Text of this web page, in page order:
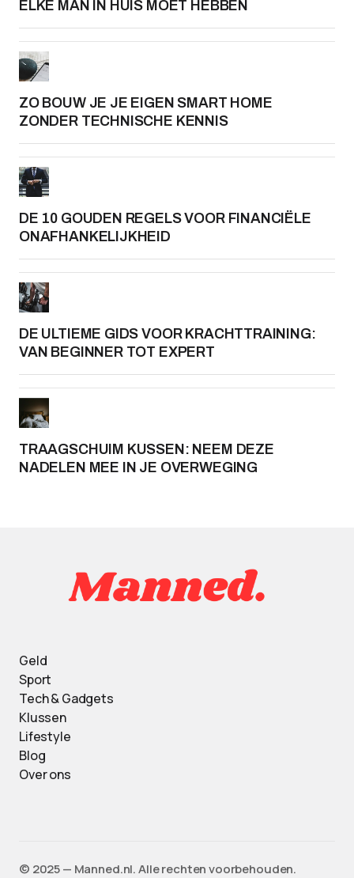
ELKE MAN IN HUIS MOET HEBBEN
ZO BOUW JE JE EIGEN SMART HOME
ZONDER TECHNISCHE KENNIS
DE 10 GOUDEN REGELS VOOR FINANCIËLE
ONAFHANKELIJKHEID
DE ULTIEME GIDS VOOR KRACHTTRAINING:
VAN BEGINNER TOT EXPERT
TRAAGSCHUIM KUSSEN: NEEM DEZE
NADELEN MEE IN JE OVERWEGING
Geld
Sport
Tech & Gadgets
Klussen
Lifestyle
Blog
Over ons
©️ 2025 — Manned.nl. Alle rechten voorbehouden.